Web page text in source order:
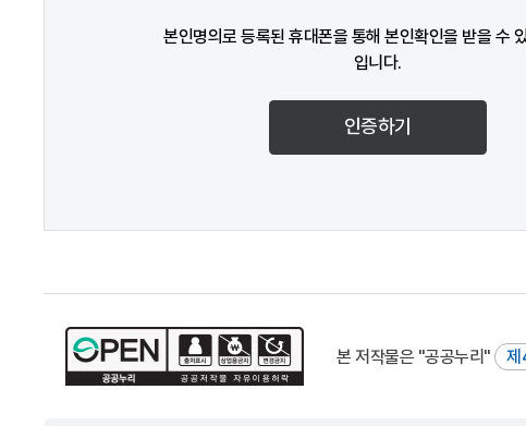
본인명의로 등록된 휴대폰을 통해 본인확인을 받을 수
입니다.
인증하기
본 저작물은 "공공누리" 제